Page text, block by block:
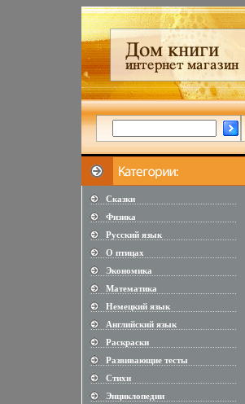
Сказки
............................................................
Физика
............................................................
Русский язык
............................................................
О птицах
............................................................
Экономика
............................................................
Математика
............................................................
Немецкий язык
............................................................
Английский язык
............................................................
Раскраски
............................................................
Развивающие тесты
............................................................
Стихи
............................................................
Энциклопедии
............................................................